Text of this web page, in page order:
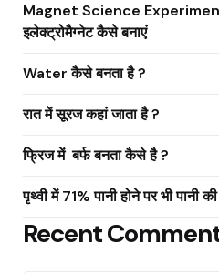
Magnet Science
इलेक्ट्रोमैग्नेट कैसे बनाएं
Water कैसे बनता है ?
रात में सूरज कहां जाता है ?
फ्रिज में बर्फ बनता कैसे है ?
पृथ्वी में 71% पानी होने पर भी पानी
Recent